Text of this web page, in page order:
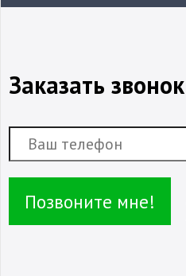
Заказать звонок
Позвоните мне!